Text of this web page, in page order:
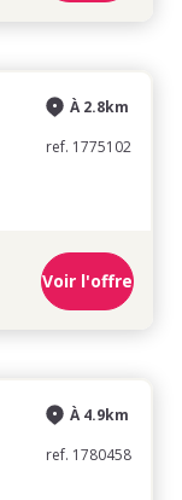
À 2.8km
ref. 1775102
Voir l'offre
À 4.9km
ref. 1780458